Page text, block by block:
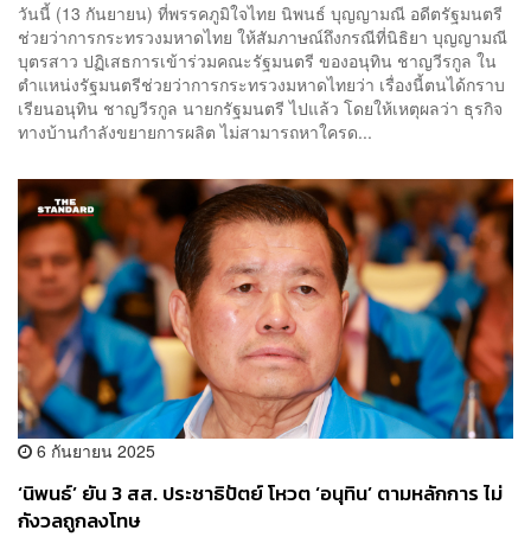
วันนี้ (13 กันยายน) ที่พรรคภูมิใจไทย นิพนธ์ บุญญามณี อดีตรัฐมนตรี
ช่วยว่าการกระทรวงมหาดไทย ให้สัมภาษณ์ถึงกรณีที่นิธิยา บุญญามณี
บุตรสาว ปฏิเสธการเข้าร่วมคณะรัฐมนตรี ของอนุทิน ชาญวีรกูล ใน
ตำแหน่งรัฐมนตรีช่วยว่าการกระทรวงมหาดไทยว่า เรื่องนี้ตนได้กราบ
เรียนอนุทิน ชาญวีรกูล นายกรัฐมนตรี ไปแล้ว โดยให้เหตุผลว่า ธุรกิจ
ทางบ้านกำลังขยายการผลิต ไม่สามารถหาใครด...
6 กันยายน 2025
‘นิพนธ์’ ยัน 3 สส. ประชาธิปัตย์ โหวต ‘อนุทิน’ ตามหลักการ ไม่
กังวลถูกลงโทษ